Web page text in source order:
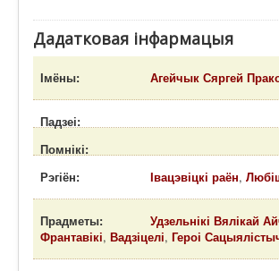
Дадатковая інфармацыя
Імёны: Агейчык Сяргей
Падзеі:
Помнікі:
Рэгіён:
Івацэвіцкі раён,
Прадметы: Удзельнікі Вялікай
Франтавікі, Вадзіцелі, Героі